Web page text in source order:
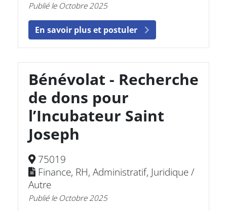
Publié le Octobre 2025
En savoir plus et postuler
Bénévolat - Recherche
de dons pour
l’Incubateur Saint
Joseph
75019
Finance, RH, Administratif, Juridique /
Autre
Publié le Octobre 2025